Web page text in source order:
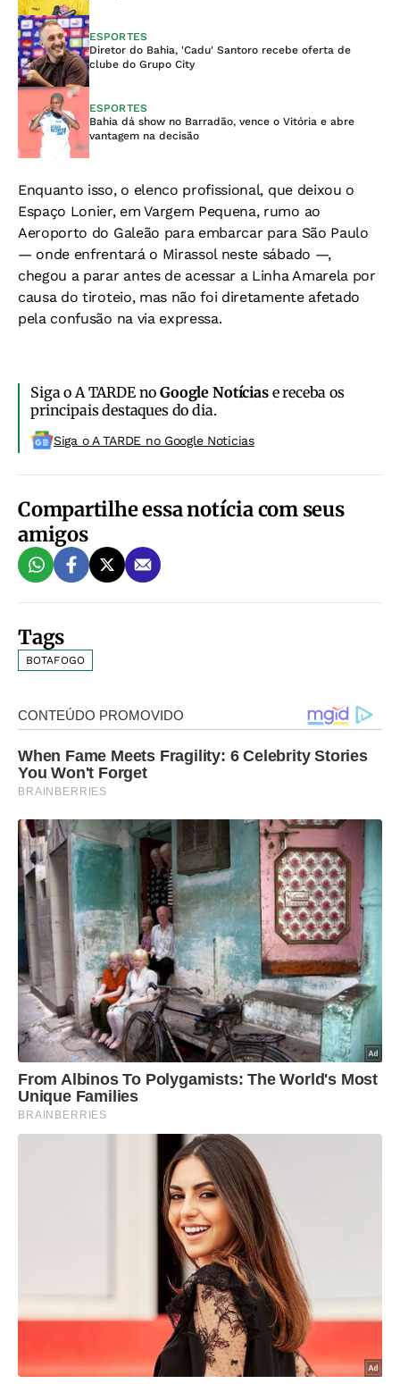
ESPORTES
Diretor do Bahia, 'Cadu' Santoro recebe oferta de
clube do Grupo City
ESPORTES
Bahia dá show no Barradão, vence o Vitória e abre
vantagem na decisão
Enquanto isso, o elenco profissional, que deixou o
Espaço Lonier, em Vargem Pequena, rumo ao
Aeroporto do Galeão para embarcar para São Paulo
— onde enfrentará o Mirassol neste sábado —,
chegou a parar antes de acessar a Linha Amarela por
causa do tiroteio, mas não foi diretamente afetado
pela confusão na via expressa.
Siga o A TARDE noGoogle Notíciase receba os
principais destaques do dia.
Siga o A TARDE no Google Noticias
Compartilhe essa notícia com seus
amigos
Tags
BOTAFOGO